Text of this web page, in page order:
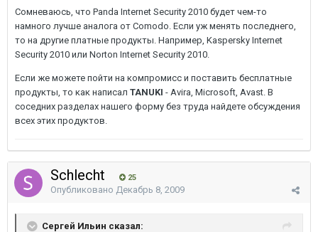
Сомневаюсь, что Panda Internet Security 2010 будет чем-то
намного лучше аналога от Comodo. Если уж менять последнего,
то на другие платные продукты. Например, Kaspersky Internet
Security 2010 или Norton Internet Security 2010.
Если же можете пойти на компромисс и поставить бесплатные
продукты, то как написал TANUKI - Avira, Microsoft, Avast. В
соседних разделах нашего форму без труда найдете обсуждения
всех этих продуктов.
Schlecht 25
Опубликовано Декабрь 8, 2009
Сергей Ильин сказал: